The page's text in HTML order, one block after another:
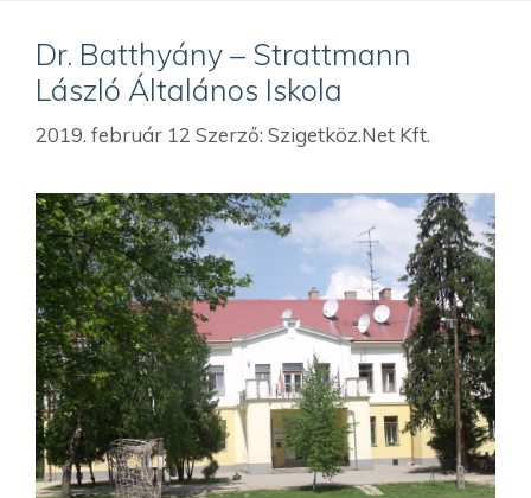
Dr. Batthyány – Strattmann
László Általános Iskola
2019. február 12 Szerző: Szigetköz.Net Kft.